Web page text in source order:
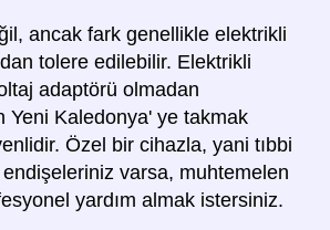
ancak fark genellikle elektrikli
tolere edilebilir. Elektrikli
adaptörü olmadan
Yeni Kaledonya' ye takmak
Özel bir cihazla, yani tıbbi
varsa, muhtemelen
yardım almak istersiniz.